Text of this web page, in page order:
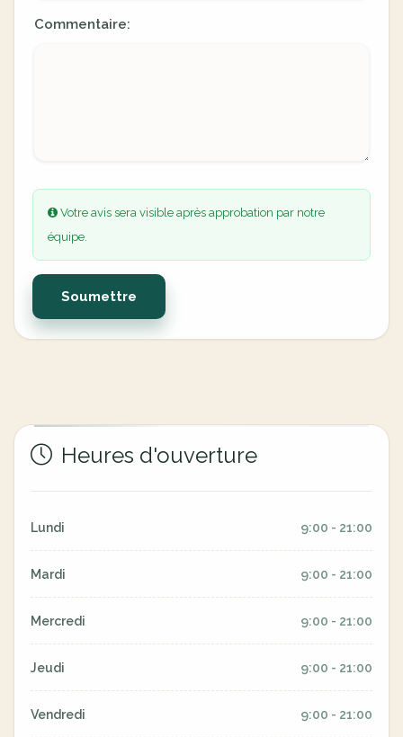
Commentaire:
Votre avis sera visible après approbation par notre
équipe.
Soumettre
Heures d'ouverture
Lundi 9:00 - 21:00
Mardi 9:00 - 21:00
Mercredi 9:00 - 21:00
Jeudi 9:00 - 21:00
Vendredi 9:00 - 21:00